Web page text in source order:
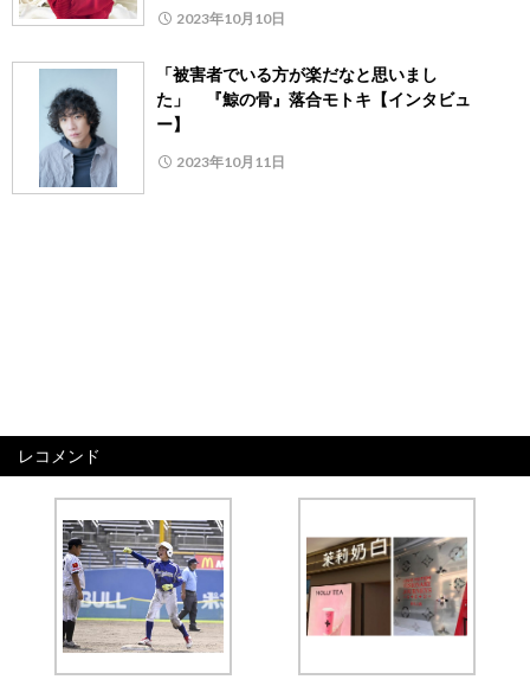
2023年10月10日
「被害者でいる方が楽だなと思いまし
た」 『鯨の骨』落合モトキ【インタビュ
ー】
2023年10月11日
レコメンド